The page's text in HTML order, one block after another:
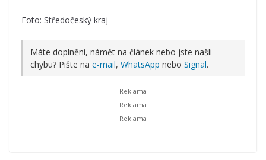
Foto: Středočeský kraj
Máte doplnění, námět na článek nebo jste našli
chybu? Pište na e-mail, WhatsApp nebo Signal.